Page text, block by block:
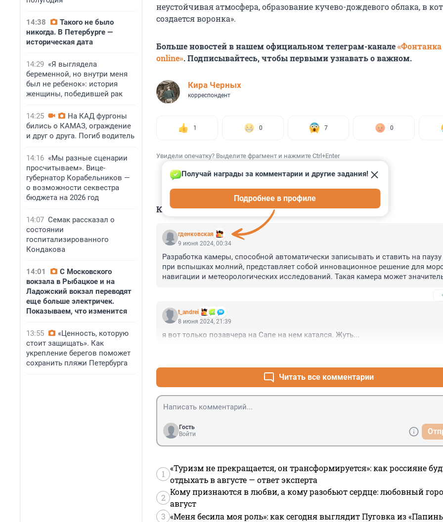
14:38
Такого не было
никогда. В Петербурге —
историческая дата
14:29 «Я выглядела
беременной, но внутри меня
был не ребенок»: история
женщины, победившей рак
14:25
На КАД фургоны
бились о КАМАЗ, ограждение
и друг о друга. Погиб водитель
14:16 «Мы разные сценарии
просчитываем». Вице-
губернатор Корабельников —
о возможности секвестра
бюджета на 2026 год
14:07 Семак рассказал о
состоянии
госпитализированного
Кондакова
14:01
С Московского
вокзала в Рыбацкое и на
Ладожский вокзал переводят
еще больше электричек.
Показываем, что изменится
13:55
«Ценность, которую
стоит защищать». Как
укрепление берегов поможет
сохранить пляжи Петербурга
неустойчивая атмосфера, образование кучево-дождевого облака, в
создается воронка».
Больше новостей в нашем официальном телеграм-канале«Фонтанка
online». Подписывайтесь, чтобы первыми узнавать о важном.
Кира Черных
корреспондент
1 0 7 0
Увидели опечатку? Выделите фрагмент и нажмите Ctrl+Enter
КОММЕНТАРИИ 5
гденковская
Получай награды за комментарии и другие задания!
Подробнее в профиле
9 июня 2024, 00:34
Разработка камеры, способной автоматически записывать и ставить на
при вспышках молний, представляет собой инновационное решение для
навигации и метеорологических исследований. Такая камера может
высокоскоростной камеры и специализированных триггеров, реагирующих на
вспышки молний. Эти триггеры позволяют фиксировать молнии и
ставить на паузу запись до следующей вспышки. Интеграция искусственного
интеллекта (ИИ) позволяет не только обнаруживать молнии, но и заполнять их
для замены молний на данные из других кадров. Такие технологии, как
состязательные сети (GAN), помогают создать реалистичное заполнение,
плавный переход
t_andrei
8 июня 2024, 21:39
я вот только позавчера на Сапе на нем катался. Жуть...
Читать все комментарии
Гость
Войти
1
«Туризм не прекращается, он трансформируется»: как россияне
отдыхать в августе — ответ эксперта
2
Кому признаются в любви, а кому разобьют сердце: любовный
август
3 «Меня бесила моя роль»: как сегодня выглядит Пуговка из